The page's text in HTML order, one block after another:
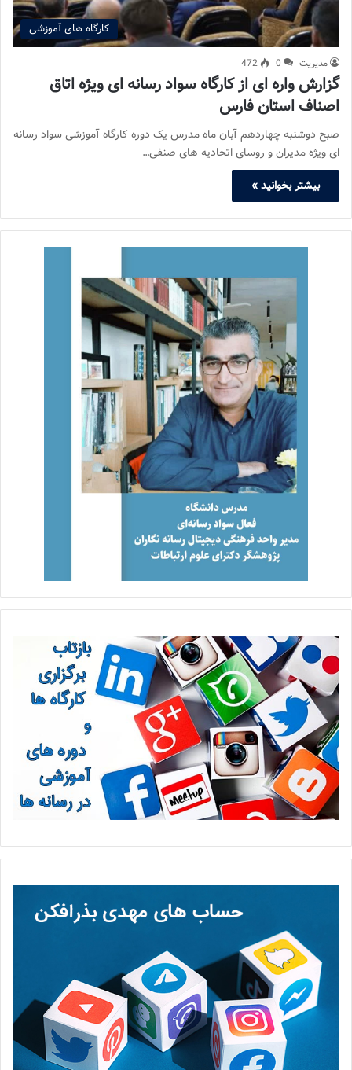
کارگاه های آموزشی
مدیریت 0
472
گزارش واره ای از کارگاه سواد رسانه ای ویژه اتاق
اصناف استان فارس
صبح دوشنبه چهاردهم آبان ماه مدرس یک دوره کارگاه آموزشی سواد رسانه
ای ویژه مدیران و روسای اتحادیه های صنفی…
بیشتر بخوانید »